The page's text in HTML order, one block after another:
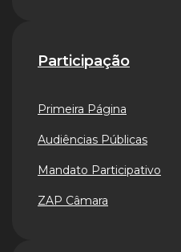
Participação
Primeira Página
Audiências Públicas
Mandato Participativo
ZAP Câmara